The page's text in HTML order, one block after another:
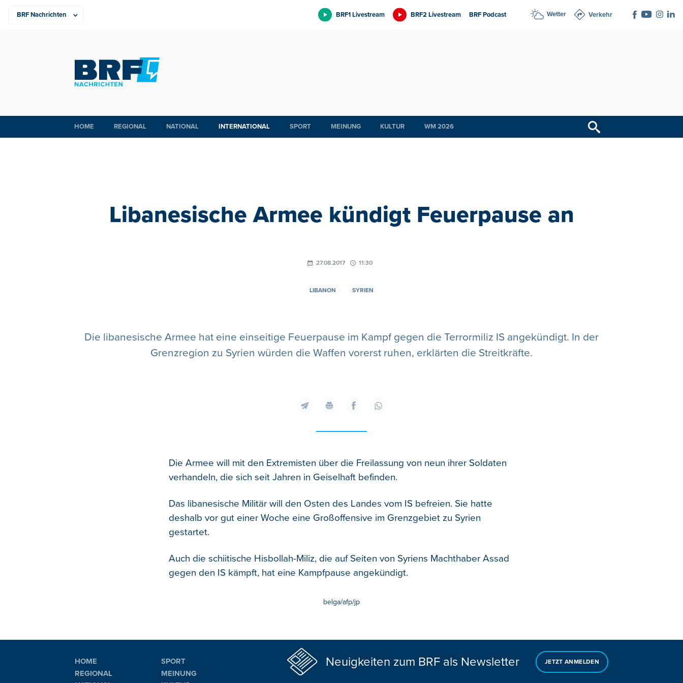
BRF1 Livestream BRF2 Livestream BRF Podcast Wetter Verkehr
HOME REGIONAL NATIONAL INTERNATIONAL SPORT MEINUNG KULTUR WM 2026
Libanesische Armee kündigt Feuerpause an
27.08.2017 11:30
LIBANON SYRIEN
Die libanesische Armee hat eine einseitige Feuerpause im Kampf gegen die Terrormiliz IS angekündigt. In der
Grenzregion zu Syrien würden die Waffen vorerst ruhen, erklärten die Streitkräfte.
Die Armee will mit den Extremisten über die Freilassung von neun ihrer Soldaten
verhandeln, die sich seit Jahren in Geiselhaft befinden.
Das libanesische Militär will den Osten des Landes vom IS befreien. Sie hatte
deshalb vor gut einer Woche eine Großoffensive im Grenzgebiet zu Syrien
gestartet.
Auch die schiitische Hisbollah-Miliz, die auf Seiten von Syriens Machthaber Assad
gegen den IS kämpft, hat eine Kampfpause angekündigt.
belga/afp/jp
HOME
REGIONAL
SPORT
MEINUNG
Neuigkeiten zum BRF als Newsletter JETZT ANMELDEN